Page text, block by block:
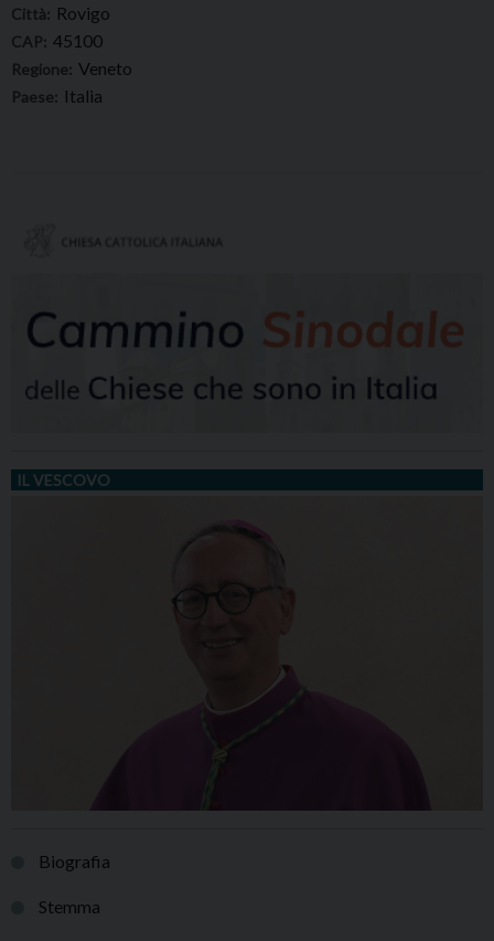
Città: Rovigo
CAP: 45100
Regione: Veneto
Paese: Italia
IL VESCOVO
Biografia
Stemma